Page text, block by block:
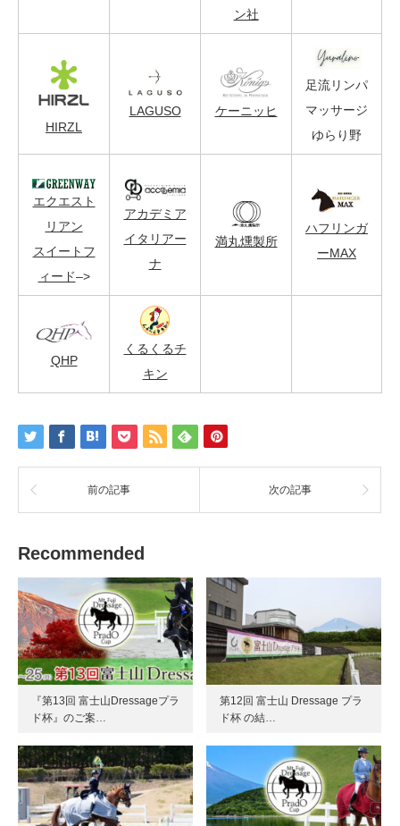
ン社
HIRZL
LAGUSO ケーニッヒ
足流リンパ
マッサージ
ゆらり野
エクエスト
リアン
スイートフ
ィード–>
アカデミア
イタリアー
ナ
満丸燻製所
ハフリンガ
ーMAX
QHP
くるくるチ
キン
前の記事 次の記事
Recommended
『第13回 富士山Dressageプラ
ド杯』のご案…
第12回 富士山 Dressage プラ
ド杯 の結…